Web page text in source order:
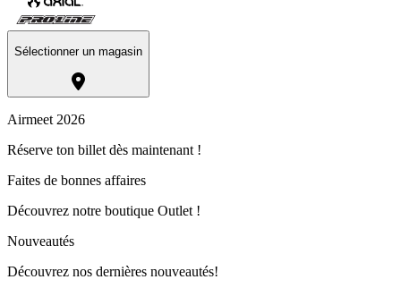
Sélectionner un magasin
Airmeet 2026
Réserve ton billet dès maintenant !
Faites de bonnes affaires
Découvrez notre boutique Outlet !
Nouveautés
Découvrez nos dernières nouveautés!